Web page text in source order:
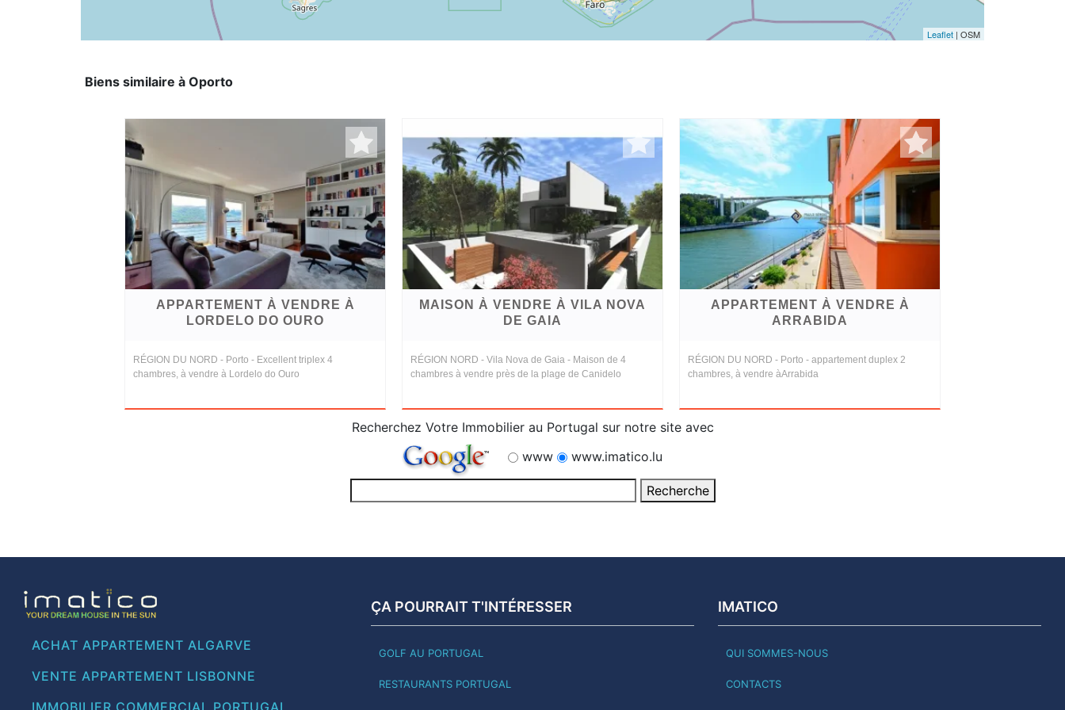
Leaflet | OSM
Biens similaire à Oporto
APPARTEMENT À VENDRE À
LORDELO DO OURO
RÉGION DU NORD - Porto - Excellent triplex 4
chambres, à vendre à Lordelo do Ouro
MAISON À VENDRE À VILA NOVA
DE GAIA
RÉGION NORD - Vila Nova de Gaia - Maison de 4
chambres à vendre près de la plage de Canidelo
APPARTEMENT À VENDRE À
ARRABIDA
RÉGION DU NORD - Porto - appartement duplex 2
chambres, à vendre àArrabida
Recherchez Votre Immobilier au Portugal sur notre site avec
www
www.imatico.lu
ACHAT APPARTEMENT ALGARVE
VENTE APPARTEMENT LISBONNE
ÇA POURRAIT T'INTÉRESSER
GOLF AU PORTUGAL
RESTAURANTS PORTUGAL
IMATICO
QUI SOMMES-NOUS
CONTACTS